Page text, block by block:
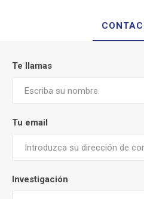
Te llamas
Tu email
Investigación